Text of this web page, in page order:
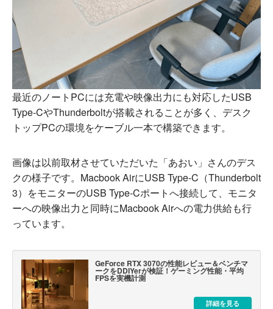
最近のノートPCには充電や映像出力にも対応したUSB
Type-CやThunderboltが搭載されることが多く、デスク
トップPCの環境をケーブル一本で構築できます。
画像は以前取材させていただいた「あおい」さんのデス
クの様子です。Macbook AirにUSB Type-C（Thunderbolt
3）をモニターのUSB Type-Cポートへ接続して、モニタ
ーへの映像出力と同時にMacbook Airへの電力供給も行
っています。
GeForce RTX 3070の性能レビュー＆ベンチマ
ークをDDIYerが検証！ゲーミング性能・平均
FPSを実機計測
詳細を見る